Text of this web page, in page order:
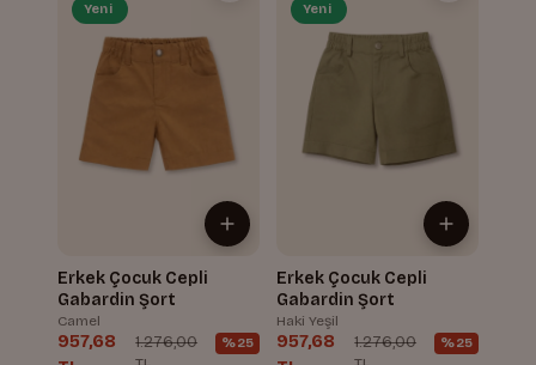
Yeni
Erkek Çocuk Cepli
Gabardin Şort
Camel
957,68
1.276,00
%25
Yeni
Erkek Çocuk Cepli
Gabardin Şort
Haki Yeşil
957,68
1.276,00
%25